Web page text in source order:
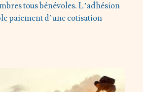
tous bénévoles. L’adhésion
paiement d’une cotisation